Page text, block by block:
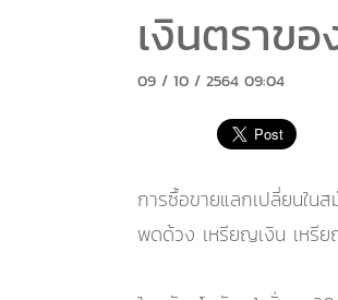
เงินตราข
09 / 10 / 2564 09:04
การซื้อขายแลกเปลี่ยนใน
พดด้วง เหรียญเงิน เหรี